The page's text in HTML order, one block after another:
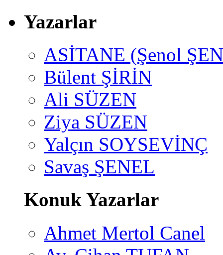
Yazarlar
ASİTANE (Şenol
Bülent ŞİRİN
Ali SÜZEN
Ziya SÜZEN
Yalçın SOYSEVİNÇ
Savaş ŞENEL
Konuk Yazarlar
Ahmet Mertol Canel